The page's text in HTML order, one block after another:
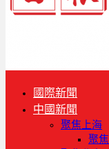
國際新聞
中國新聞
聚焦上海
聚焦